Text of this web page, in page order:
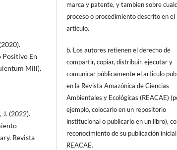
En
Mill).
J. (2022).
Revista
marca y patente, y tambien sobre
proceso o procedimiento descrito en el
artículo.
b. Los autores retienen el derecho de
compartir, copiar, distribuir, ejecutar y
comunicar públicamente el articulo
en la Revista Amazónica de Ciencias
Ambientales y Ecológicas (REACAE)
ejemplo, colocarlo en un repositorio
institucional o publicarlo en un libro),
reconocimiento de su publicación
REACAE.